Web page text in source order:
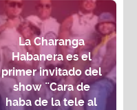
La Charanga
Habanera es el
primer invitado del
show ¨Cara de
haba de la tele al